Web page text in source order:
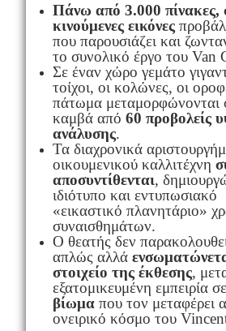
Πάνω από 3.000 πίνακες,
κινούμενες εικόνες
που παρουσιάζει και
το συνολικό έργο του Van
Σε έναν χώρο γεμάτο
τοίχοι, οι κολώνες, οι
πάτωμα μεταμορφώνονται
καμβά από 60 προβολείς
ανάλυσης.
Τα διαχρονικά
οικουμενικού καλλιτέχνη
αποσυντίθενται,
ιδιότυπο και εντυπωσιακό
«εικαστικό πλανητάριο»
συναισθημάτων.
Ο θεατής δεν
απλώς αλλά
στοιχείο της έκθεσης,
εξατομικευμένη εμπειρία σε
βίωμαπου τον μεταφέρει
ονειρικό κόσμο του